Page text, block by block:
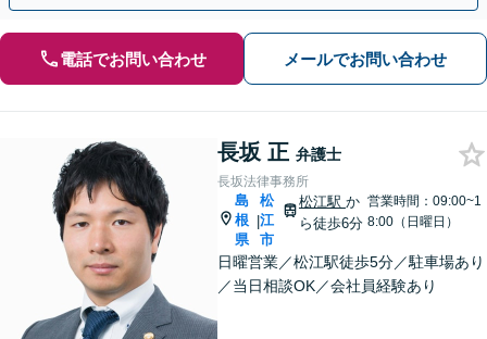
電話でお問い合わせ メールでお問い合わせ
長坂 正 弁護士
長坂法律事務所
島
根
県
|
松
江
市
松江駅 か
ら徒歩6分
営業時間：09:00~1
8:00（日曜日）
日曜営業／松江駅徒歩5分／駐車場あり
／当日相談OK／会社員経験あり